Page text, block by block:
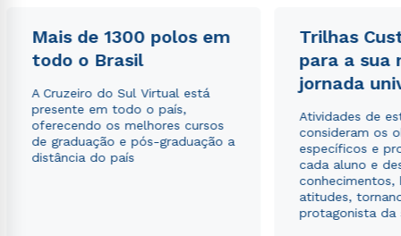
Mais de 1300 polos em
todo o Brasil
A Cruzeiro do Sul Virtual está
presente em todo o país,
oferecendo os melhores cursos
de graduação e pós-graduação a
distância do país
Trilhas
para a sua
jornada
Atividades de
consideram os
específicos e
cada aluno e
conhecimentos,
atitudes,
protagonista da